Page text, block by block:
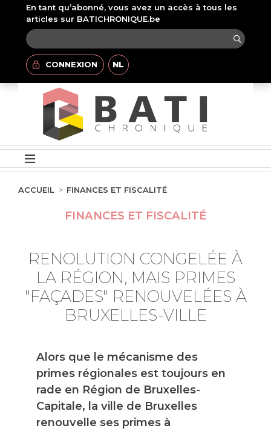
En tant qu’abonné, vous avez un accès à tous les
articles sur BATICHRONIQUE.be
CONNEXION NL
ACCUEIL FINANCES ET FISCALITÉ
FINANCES ET FISCALITÉ
RENOLUTION CONGELÉE À
LA RÉGION, MAIS PRIMES
"FAÇADES" RENOUVELÉES À
BRUXELLES-VILLE
Alors que le mécanisme des
primes régionales est toujours en
rade en Région de Bruxelles-
Capitale, la ville de Bruxelles
renouvelle ses primes à